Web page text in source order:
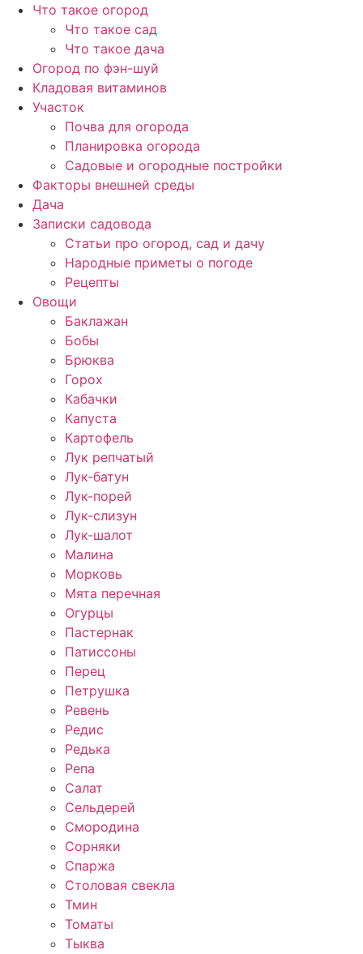
Перейти
содержимому
Что такое огород
Что такое сад
Что такое дача
Огород по фэн-шуй
Кладовая витаминов
Участок
Почва для огорода
Планировка огорода
Садовые и огородные постройки
Факторы внешней среды
Дача
Записки садовода
Статьи про огород, сад и дачу
Народные приметы о погоде
Рецепты
Овощи
Баклажан
Бобы
Брюква
Горох
Кабачки
Капуста
Картофель
Лук репчатый
Лук-батун
Лук-порей
Лук-слизун
Лук-шалот
Малина
Морковь
Мята перечная
Огурцы
Пастернак
Патиссоны
Перец
Петрушка
Ревень
Редис
Редька
Репа
Салат
Сельдерей
Смородина
Сорняки
Спаржа
Столовая свекла
Тмин
Томаты
Тыква